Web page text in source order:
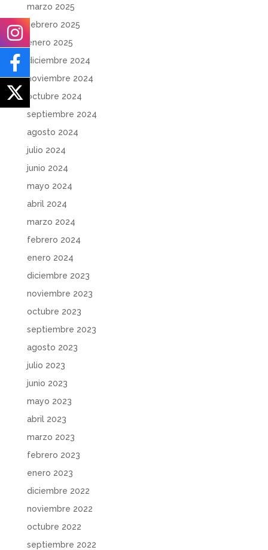
marzo 2025
febrero 2025
enero 2025
diciembre 2024
noviembre 2024
octubre 2024
septiembre 2024
agosto 2024
julio 2024
junio 2024
mayo 2024
abril 2024
marzo 2024
febrero 2024
enero 2024
diciembre 2023
noviembre 2023
octubre 2023
septiembre 2023
agosto 2023
julio 2023
junio 2023
mayo 2023
abril 2023
marzo 2023
febrero 2023
enero 2023
diciembre 2022
noviembre 2022
octubre 2022
septiembre 2022